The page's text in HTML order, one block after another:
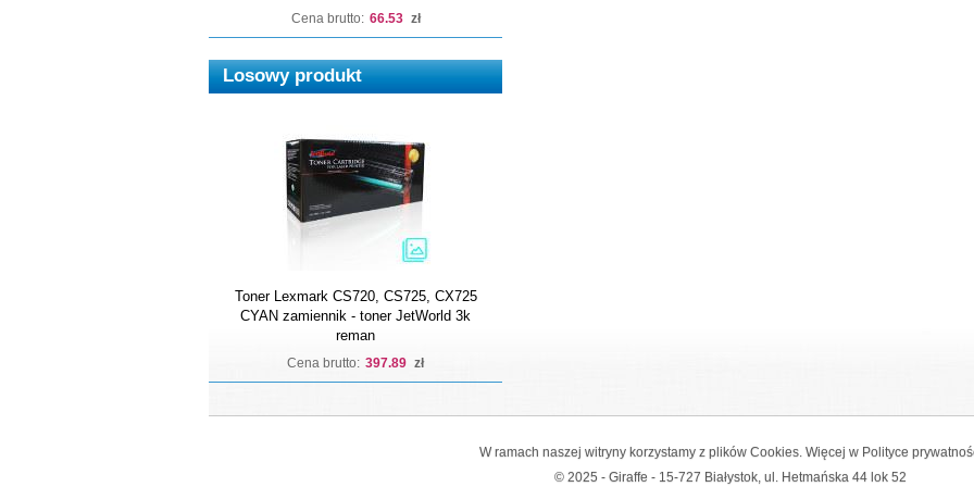
Cena brutto: 66.53 zł
Losowy produkt
Toner Lexmark CS720, CS725, CX725
CYAN zamiennik - toner JetWorld 3k
reman
Cena brutto: 397.89 zł
W ramach naszej witryny korzystamy z plików Cookies. Więcej w Polityce
© 2025 - Giraffe - 15-727 Białystok, ul. Hetmańska 44 lok 52